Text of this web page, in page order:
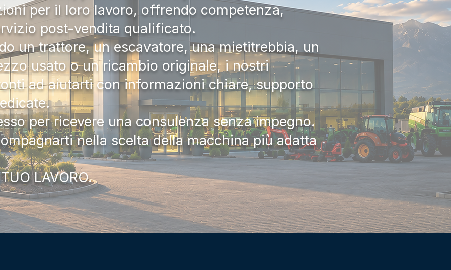
per il loro lavoro, offrendo competenza,
post-vendita qualificato.
un trattore, un escavatore, una mietitrebbia, un
usato o un ricambio originale, i nostri
ad aiutarti con informazioni chiare, supporto
per ricevere una consulenza senza impegno.
nella scelta della macchina più adatta
LAVORO.